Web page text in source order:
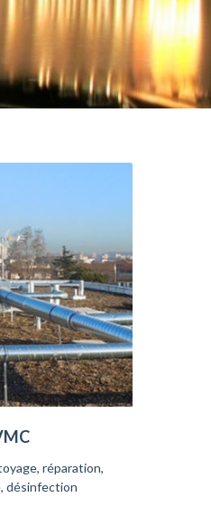
réparation,
désinfection